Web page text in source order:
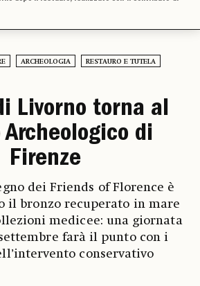
ARCHEOLOGIA RESTAURO E TUTELA
Livorno torna al
Archeologico di
Firenze
dei Friends of Florence è
il bronzo recuperato in mare
medicee: una giornata
farà il punto con i
conservativo